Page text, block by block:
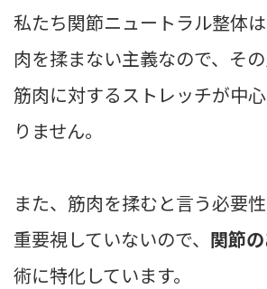
私たち関節ニュートラル整体
肉を揉まない主義なので、そ
筋肉に対するストレッチが中
りません。
また、筋肉を揉むと言う必要
重要視していないので、 関節
術に特化しています。